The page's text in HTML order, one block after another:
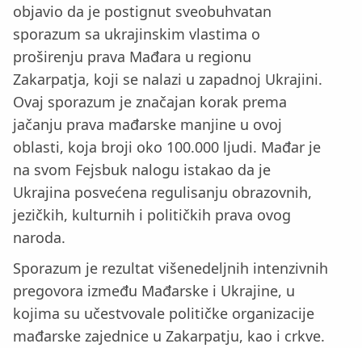
objavio da je postignut sveobuhvatan
sporazum sa ukrajinskim vlastima o
proširenju prava Mađara u regionu
Zakarpatja, koji se nalazi u zapadnoj Ukrajini.
Ovaj sporazum je značajan korak prema
jačanju prava mađarske manjine u ovoj
oblasti, koja broji oko 100.000 ljudi. Mađar je
na svom Fejsbuk nalogu istakao da je
Ukrajina posvećena regulisanju obrazovnih,
jezičkih, kulturnih i političkih prava ovog
naroda.
Sporazum je rezultat višenedeljnih intenzivnih
pregovora između Mađarske i Ukrajine, u
kojima su učestvovale političke organizacije
mađarske zajednice u Zakarpatju, kao i crkve.